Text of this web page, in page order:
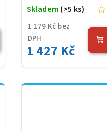
1 179 Kč bez
DPH
1 427 Kč
Skladem (>5 ks)